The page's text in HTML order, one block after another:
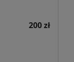
200 zł